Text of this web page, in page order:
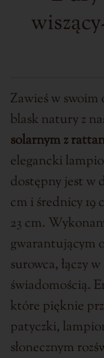
Zawieś w
blask natury z
solarnym z
elegancki
dostępny jest w
cm i średnicy 19
23 cm.
gwarantującym
surowca, łączy
świadomością.
które pięknie
patyczki,
słonecznym